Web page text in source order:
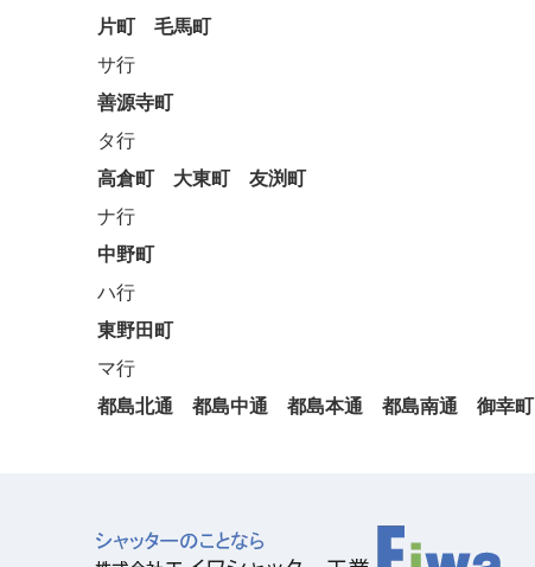
片町
毛馬町
サ行
善源寺町
タ行
高倉町
大東町
友渕町
ナ行
中野町
ハ行
東野田町
マ行
都島北通
都島中通 都島本通 都島南通 御幸町